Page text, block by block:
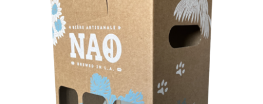
AJOUTER AU PANIER
DÉTAILS